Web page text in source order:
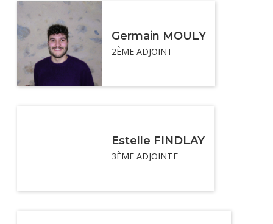
Germain MOULY
2ÈME ADJOINT
Estelle FINDLAY
3ÈME ADJOINTE